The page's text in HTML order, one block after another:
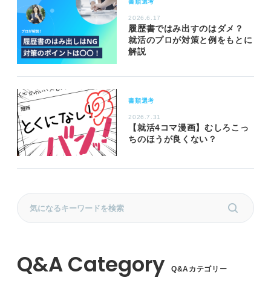
書類選考
2026.6.17
履歴書ではみ出すのはダメ？
就活のプロが対策と例をもとに
解説
書類選考
2026.7.31
【就活4コマ漫画】むしろこっ
ちのほうが良くない？
Q&Aカテゴリー